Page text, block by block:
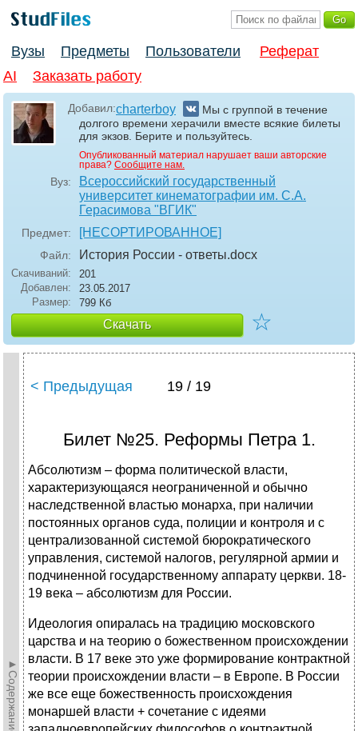
Вузы Предметы Пользователи
Реферат
AI
Заказать работу
Добавил:charterboy
Мы с группой в течение
долгого времени херачили вместе всякие билеты
для экзов. Берите и пользуйтесь.
Опубликованный материал нарушает ваши авторские
права? Сообщите нам.
Вуз:
Всероссийский государственный
университет кинематографии им. С.А.
Герасимова "ВГИК"
Предмет: [НЕСОРТИРОВАННОЕ]
Файл: История России - ответы.docx
Скачиваний:
201
Добавлен:
23.05.2017
Размер:
799 Кб
Скачать ☆
►Содержание►
< Предыдущая 19 / 19
Билет №25. Реформы Петра 1.
Абсолютизм – форма политической власти,
характеризующаяся неограниченной и обычно
наследственной властью монарха, при наличии
постоянных органов суда, полиции и контроля и с
централизованной системой бюрократического
управления, системой налогов, регулярной армии и
подчиненной государственному аппарату церкви. 18-
19 века – абсолютизм для России.
Идеология опиралась на традицию московского
царства и на теорию о божественном происхождении
власти. В 17 веке это уже формирование контрактной
теории происхождении власти – в Европе. В России
же все еще божественность происхождения
монаршей власти + сочетание с идеями